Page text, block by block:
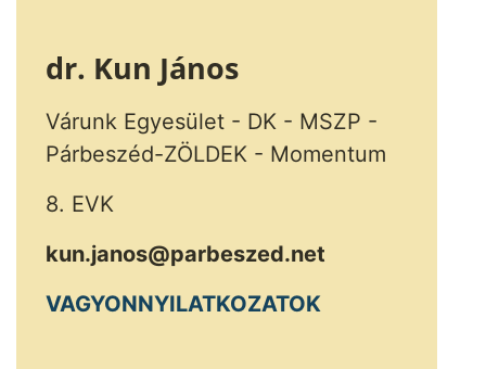
dr. Kun János
Várunk Egyesület - DK - MSZP -
Párbeszéd-ZÖLDEK - Momentum
8. EVK
kun.janos@parbeszed.net
VAGYONNYILATKOZATOK